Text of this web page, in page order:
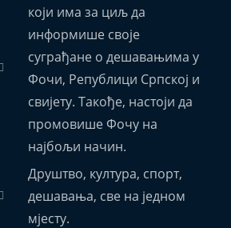
који има за циљ да
информише своје
суграђане о дешавањима у
Фочи, Републици Српској и
свијету. Такође, настоји да
промовише Фочу на
најбољи начин.
Друштво, култура, спорт,
дешавања, све на једном
мјесту.